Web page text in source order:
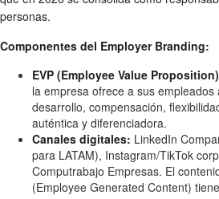
personas.
Componentes del Employer Branding:
EVP (Employee Value
la empresa ofrece a sus
desarrollo, compensación,
auténtica y diferenciadora.
Canales digitales: LinkedIn
para LATAM), Instagram/TikTok
Computrabajo Empresas. El
(Employee Generated Content)